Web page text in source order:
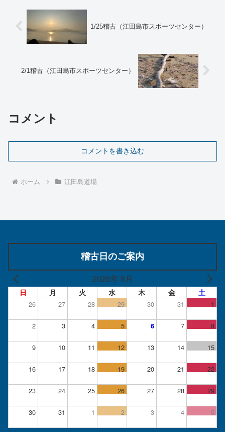
1/25稽古（江田島市スポーツセンター）
2/1稽古（江田島市スポーツセンター）
コメント
コメントを書き込む
ホーム 江田島道場
稽古日のご案内
2026年 8月
日 月 火 水 木 金 土
26 27 28 29 30 31 1
2 3 4 5 6 7 8
9 10 11 12 13 14 15
16 17 18 19 20 21 22
23 24 25 26 27 28 29
30 31 1 2 3 4 5